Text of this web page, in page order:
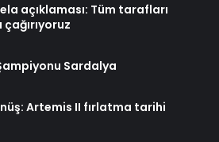
açıklaması: Tüm tarafları
Sardalya
Artemis II fırlatma tarihi